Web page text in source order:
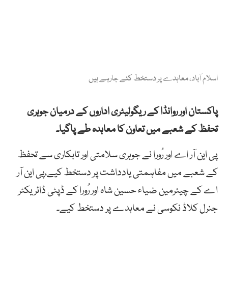
اسلام آباد، معاہدے پر دستخط کئے جارہے ہیں
پاکستان اور روانڈا کے ریگولیٹری اداروں کے درمیان جوہری
تحفظ کے شعبے میں تعاون کا معاہدہ طے پاگیا۔
پی این آر اے اور رُورا نے جوہری سلامتی اور تابکاری سے تحفظ
کے شعبے میں مفاہمتی یادداشت پر دستخط کیے،پی این آر
اے کے چیئرمین ضیاء حسین شاہ اور رُورا کے ڈپٹی ڈائریکٹر
جنرل کلاڈ نکوسی نے معاہدے پر دستخط کیے۔